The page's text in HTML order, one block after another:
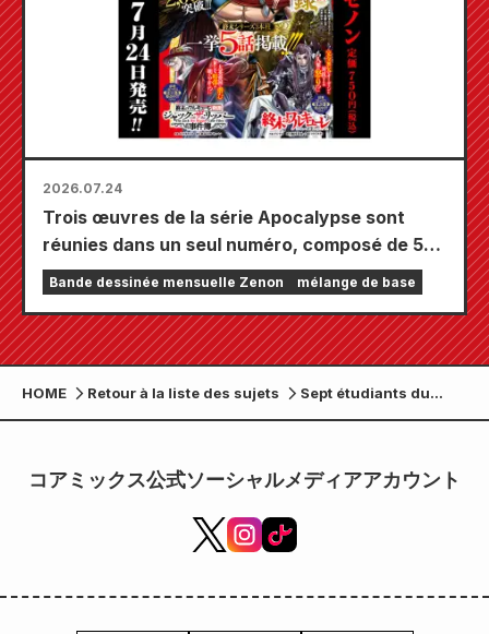
2026.07.24
Trois œuvres de la série Apocalypse sont
réunies dans un seul numéro, composé de 5
chapitres ! Le numéro de septembre 2026 de
« Monthly Comic Zenon » sera disponible le
24 juillet !
Bande dessinée mensuelle Zenon mélange de base
HOME Retour à la liste des sujets
Sept étudiants du
département de
des prix lors de la 49e
コアミックス公式ソーシャルメディアアカウント